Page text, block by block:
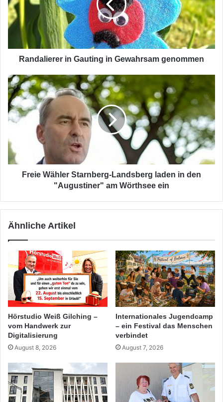
Gewahrsam
genommen
Randalierer in Gauting in Gewahrsam genommen
Freie
Wähler
Starnberg-
Landsberg
laden
den
"Augustiner"
am
WörthseeFreie Wähler Starnberg-Landsberg laden in den
"Augustiner" am Wörthsee ein
Ähnliche Artikel
Hörstudio Weiß Gilching –
vom Handwerk zur
Digitalisierung
August 8, 2026
Internationales Jugendcamp
– ein Festival das Menschen
verbindet
August 7, 2026